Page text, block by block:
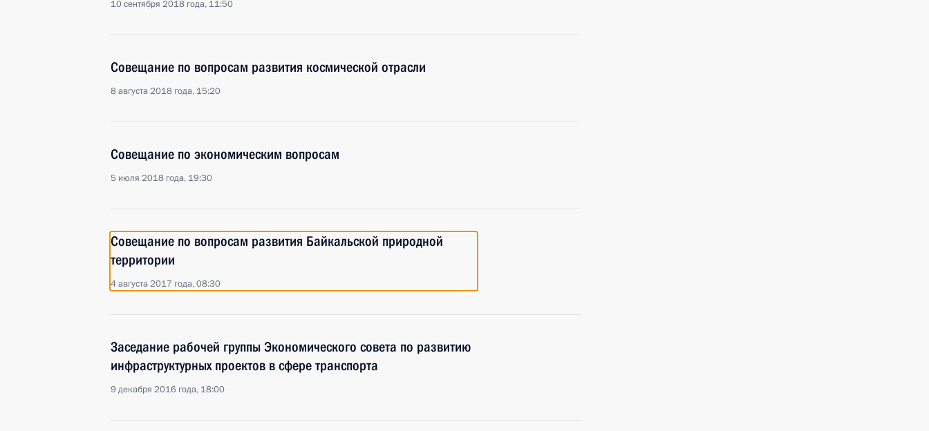
10 сентября 2018 года, 11:50
Совещание по вопросам развития космической отрасли
8 августа 2018 года, 15:20
Совещание по экономическим вопросам
5 июля 2018 года, 19:30
Совещание по вопросам развития Байкальской природной
территории
4 августа 2017 года, 08:30
Заседание рабочей группы Экономического совета по развитию
инфраструктурных проектов в сфере транспорта
9 декабря 2016 года, 18:00